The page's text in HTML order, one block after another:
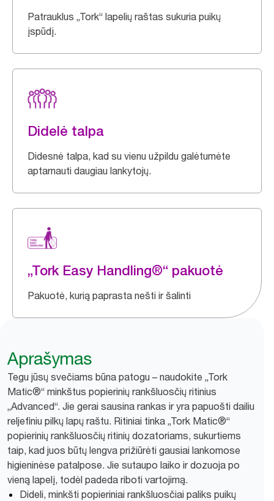
Patrauklus „Tork“ lapelių raštas sukuria puikų
įspūdį.
Didelė talpa
Didesnė talpa, kad su vienu užpildu galėtumėte
aptarnauti daugiau lankytojų.
„Tork Easy Handling®“ pakuotė
Pakuotė, kurią paprasta nešti ir šalinti
Aprašymas
Tegu jūsų svečiams būna patogu – naudokite „Tork
Matic®“ minkštus popierinių rankšluosčių ritinius
„Advanced“. Jie gerai sausina rankas ir yra papuošti dailiu
reljefiniu pilkų lapų raštu. Ritiniai tinka „Tork Matic®“
popierinių rankšluosčių ritinių dozatoriams, sukurtiems
taip, kad juos būtų lengva prižiūrėti gausiai lankomose
higieninėse patalpose. Jie sutaupo laiko ir dozuoja po
vieną lapelį, todėl padeda riboti vartojimą.
Dideli, minkšti popieriniai rankšluosčiai paliks puikų